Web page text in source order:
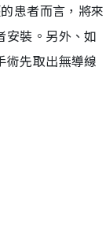
患者而言，將來
安裝。另外、如
術先取出無導線